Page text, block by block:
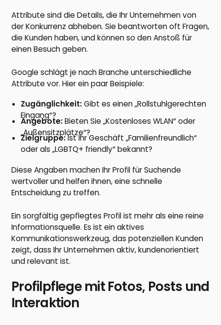
Attribute sind die Details, die Ihr Unternehmen von
der Konkurrenz abheben. Sie beantworten oft Fragen,
die Kunden haben, und können so den Anstoß für
einen Besuch geben.
Google schlägt je nach Branche unterschiedliche
Attribute vor. Hier ein paar Beispiele:
Zugänglichkeit:Gibt es einen „Rollstuhlgerechten
Eingang“?
Angebote:Bieten Sie „Kostenloses WLAN“ oder
„Außensitzplätze“?
Zielgruppe:Ist Ihr Geschäft „Familienfreundlich“
oder als „LGBTQ+ friendly“ bekannt?
Diese Angaben machen Ihr Profil für Suchende
wertvoller und helfen ihnen, eine schnelle
Entscheidung zu treffen.
Ein sorgfältig gepflegtes Profil ist mehr als eine reine
Informationsquelle. Es ist ein aktives
Kommunikationswerkzeug, das potenziellen Kunden
zeigt, dass Ihr Unternehmen aktiv, kundenorientiert
und relevant ist.
Profilpflege mit Fotos, Posts und
Interaktion